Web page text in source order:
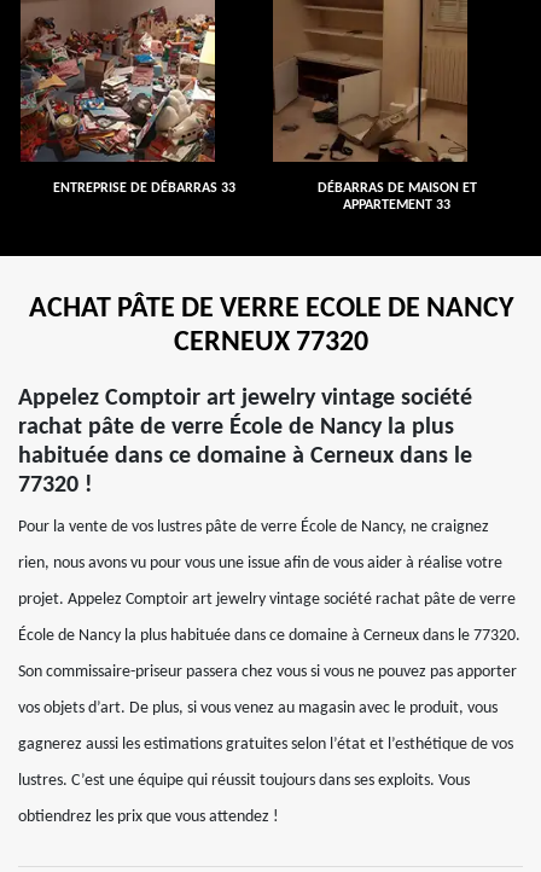
ENTREPRISE DE DÉBARRAS 33
DÉBARRAS DE MAISON ET
APPARTEMENT 33
ACHAT PÂTE DE VERRE ECOLE DE NANCY
CERNEUX 77320
Appelez Comptoir art jewelry vintage société
rachat pâte de verre École de Nancy la plus
habituée dans ce domaine à Cerneux dans le
77320 !
Pour la vente de vos lustres pâte de verre École de Nancy, ne craignez
rien, nous avons vu pour vous une issue afin de vous aider à réalise votre
projet. Appelez Comptoir art jewelry vintage société rachat pâte de verre
École de Nancy la plus habituée dans ce domaine à Cerneux dans le 77320.
Son commissaire-priseur passera chez vous si vous ne pouvez pas apporter
vos objets d’art. De plus, si vous venez au magasin avec le produit, vous
gagnerez aussi les estimations gratuites selon l’état et l’esthétique de vos
lustres. C’est une équipe qui réussit toujours dans ses exploits. Vous
obtiendrez les prix que vous attendez !